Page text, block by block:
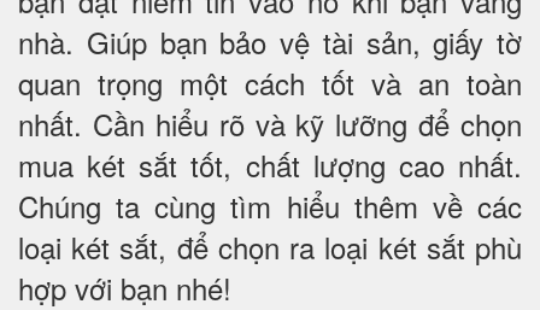
nhà. Giúp bạn bảo vệ tài sản, giấy tờ
quan trọng một cách tốt và an toàn
nhất. Cần hiểu rõ và kỹ lưỡng để chọn
mua két sắt tốt, chất lượng cao nhất.
Chúng ta cùng tìm hiểu thêm về các
loại két sắt, để chọn ra loại két sắt phù
hợp với bạn nhé!